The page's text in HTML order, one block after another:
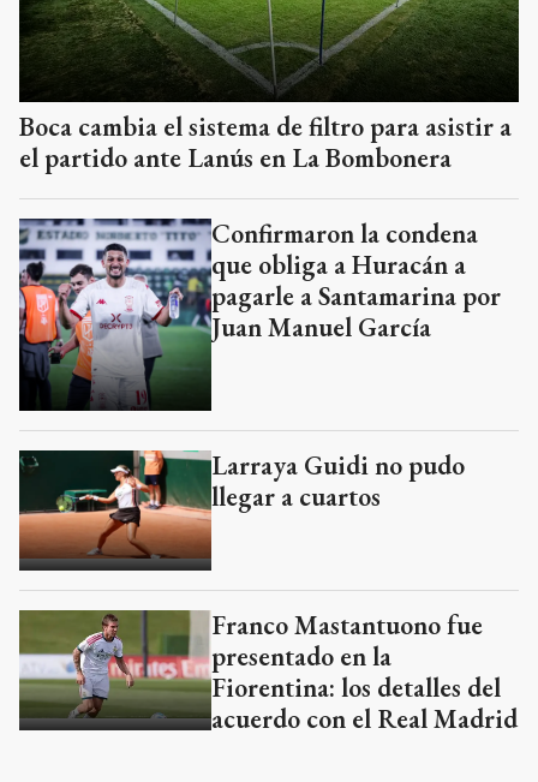
Boca cambia el sistema de filtro para asistir a
el partido ante Lanús en La Bombonera
Confirmaron la condena
que obliga a Huracán a
pagarle a Santamarina por
Juan Manuel García
Larraya Guidi no pudo
llegar a cuartos
Franco Mastantuono fue
presentado en la
Fiorentina: los detalles del
acuerdo con el Real Madrid